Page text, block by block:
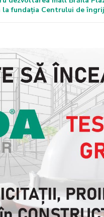
la fundația Centrului de